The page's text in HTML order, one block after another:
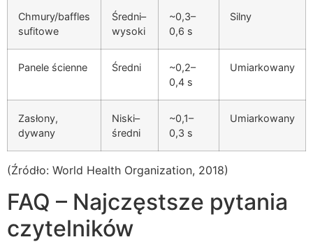
Chmury/baffles
sufitowe
Średni–
wysoki
~0,3–
0,6 s
Silny
Panele ścienne Średni
~0,2–
0,4 s
Umiarkowany
Zasłony,
dywany
Niski–
średni
~0,1–
0,3 s
Umiarkowany
(Źródło: World Health Organization, 2018)
FAQ – Najczęstsze pytania
czytelników